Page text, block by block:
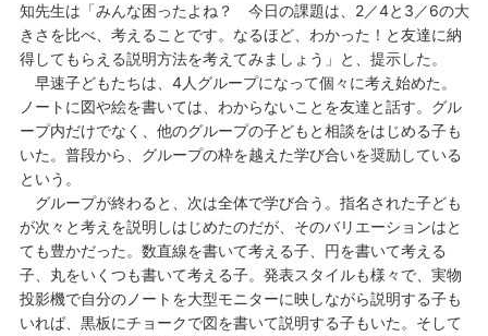
知先生は「みんな困ったよね？ 今日の課題は、2／4と3／6の大
きさを比べ、考えることです。なるほど、わかった！と友達に納
得してもらえる説明方法を考えてみましょう」と、提示した。
早速子どもたちは、4人グループになって個々に考え始めた。
ノートに図や絵を書いては、わからないことを友達と話す。グル
ープ内だけでなく、他のグループの子どもと相談をはじめる子も
いた。普段から、グループの枠を越えた学び合いを奨励している
という。
グループが終わると、次は全体で学び合う。指名された子ども
が次々と考えを説明しはじめたのだが、そのバリエーションはと
ても豊かだった。数直線を書いて考える子、円を書いて考える
子、丸をいくつも書いて考える子。発表スタイルも様々で、実物
投影機で自分のノートを大型モニターに映しながら説明する子も
いれば、黒板にチョークで図を書いて説明する子もいた。そして